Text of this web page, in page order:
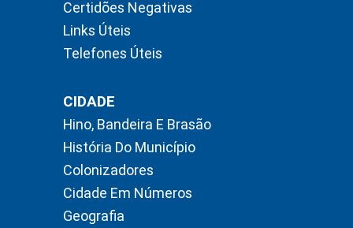
Certidões Negativas
Links Úteis
Telefones Úteis
CIDADE
Hino, Bandeira E Brasão
História Do Município
Colonizadores
Cidade Em Números
Geografia